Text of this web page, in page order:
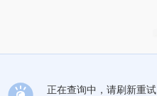
正在查询中，请刷新重试